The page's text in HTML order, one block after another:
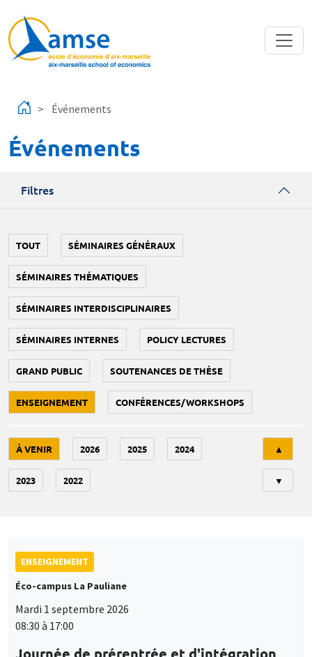
Événements
Événements
Filtres
TOUT SÉMINAIRES GÉNÉRAUX
SÉMINAIRES THÉMATIQUES
SÉMINAIRES INTERDISCIPLINAIRES
SÉMINAIRES INTERNES POLICY LECTURES
GRAND PUBLIC SOUTENANCES DE THÈSE
ENSEIGNEMENT CONFÉRENCES/WORKSHOPS
À VENIR 2026 2025 2024
2023 2022
▲
▼
ENSEIGNEMENT
Éco-campus La Pauliane
Mardi 1 septembre 2026
08:30 à 17:00